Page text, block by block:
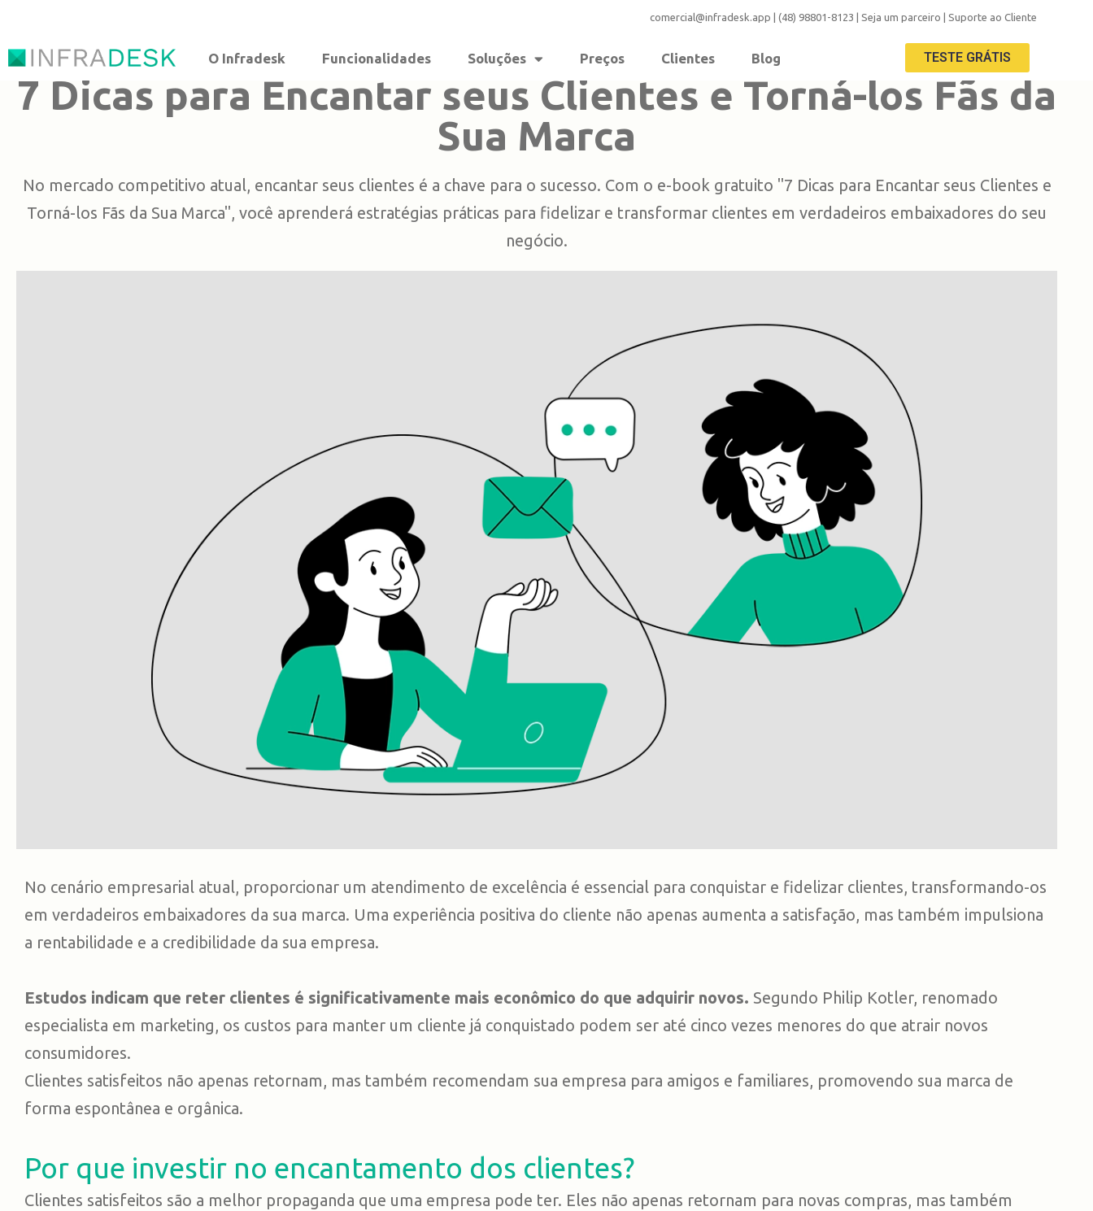
comercial@infradesk.app (48) 98801-8123 Seja um parceiro Suporte ao Cliente
O Infradesk Funcionalidades Soluções Preços Clientes Blog TESTE GRÁTIS
7 Dicas para Encantar seus Clientes e Torná-los Fãs da
Sua Marca
No mercado competitivo atual, encantar seus clientes é a chave para o sucesso. Com o e-book gratuito "7 Dicas para Encantar seus Clientes e
Torná-los Fãs da Sua Marca", você aprenderá estratégias práticas para fidelizar e transformar clientes em verdadeiros embaixadores do seu
negócio.
No cenário empresarial atual, proporcionar um atendimento de excelência é essencial para conquistar e fidelizar clientes, transformando-os
em verdadeiros embaixadores da sua marca. Uma experiência positiva do cliente não apenas aumenta a satisfação, mas também impulsiona
a rentabilidade e a credibilidade da sua empresa.
Estudos indicam que reter clientes é significativamente mais econômico do que adquirir novos. Segundo Philip Kotler, renomado
especialista em marketing, os custos para manter um cliente já conquistado podem ser até cinco vezes menores do que atrair novos
consumidores.
Clientes satisfeitos não apenas retornam, mas também recomendam sua empresa para amigos e familiares, promovendo sua marca de
forma espontânea e orgânica.
Por que investir no encantamento dos clientes?
Clientes satisfeitos são a melhor propaganda que uma empresa pode ter. Eles não apenas retornam para novas compras, mas também